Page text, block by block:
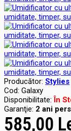
Producător: Stylies
Cod: Galaxy
Disponibilitate: În
Garanţie: 2 ani
585,00